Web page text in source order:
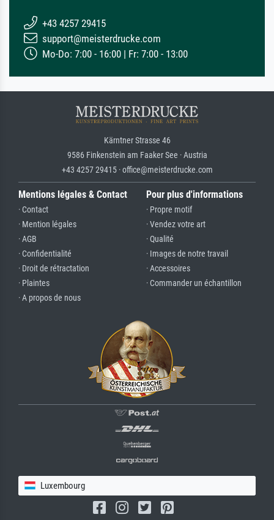
+43 4257 29415
support@meisterdrucke.com
Mo-Do: 7:00 - 16:00 | Fr: 7:00 - 13:00
Kärntner Strasse 46
9586 Finkenstein am Faaker See · Austria
+43 4257 29415 · office@meisterdrucke.com
Mentions légales & Contact
· Contact
· Mention légales
· AGB
· Confidentialité
· Droit de rétractation
· Plaintes
· A propos de nous
Pour plus d'informations
· Propre motif
· Vendez votre art
· Qualité
· Images de notre travail
· Accessoires
· Commander un échantillon
Luxembourg